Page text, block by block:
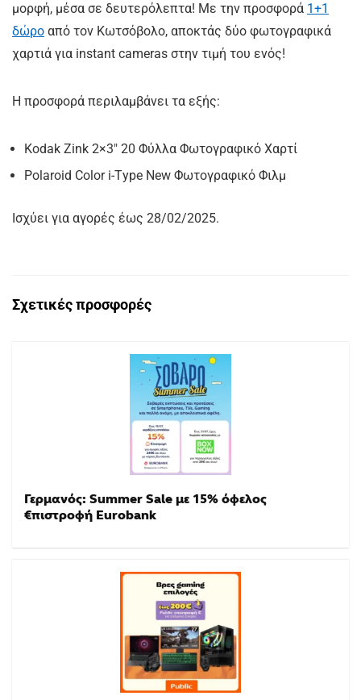
μορφή, μέσα σε δευτερόλεπτα! Με την προσφορά 1+1
δώρο από τον Κωτσόβολο, αποκτάς δύο φωτογραφικά
χαρτιά για instant cameras στην τιμή του ενός!
Η προσφορά περιλαμβάνει τα εξής:
Kodak Zink 2×3″ 20 Φύλλα Φωτογραφικό Χαρτί
Polaroid Color i-Τype New Φωτογραφικό Φιλμ
Ισχύει για αγορές έως 28/02/2025.
Σχετικές προσφορές
Γερμανός: Summer Sale με 15% όφελος
€πιστροφή Eurobank